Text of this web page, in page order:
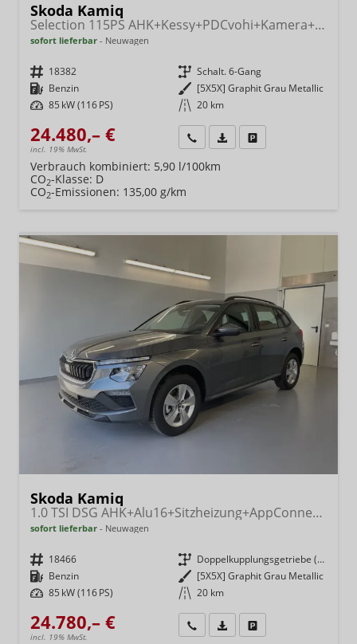
Skoda Kamiq
Selection 115PS AHK+Kessy+PDCvohi+Kamera+Climatronic+AppConnect+Sitzheizung
sofort lieferbar Neuwagen
Fahrzeugnr. 18382 Getriebe Schalt. 6-Gang
Kraftstoff Benzin Außenfarbe [5X5X] Graphit Grau Metallic
Leistung 85 kW (116 PS) Kilometerstand 20 km
24.480,– €
incl. 19% MwSt.
Wir rufen Sie anFahrzeugexposé (PDF)
Verbrauch kombiniert: 5,90 l/100km
CO2-Klasse: D
CO2-Emissionen: 135,00 g/km
Skoda Kamiq
1.0 TSI DSG AHK+Alu16+Sitzheizung+AppConnect+GV5+LED+Nebel+Klima
sofort lieferbar Neuwagen
Fahrzeugnr. 18466 Getriebe
Doppelkupplungsgetriebe (DSG)
Kraftstoff Benzin Außenfarbe [5X5X] Graphit Grau Metallic
Leistung 85 kW (116 PS) Kilometerstand 20 km
24.780,– €
incl. 19% MwSt.
Wir rufen Sie anFahrzeugexposé (PDF)